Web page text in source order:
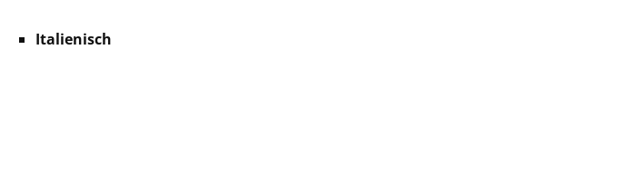
Italienisch